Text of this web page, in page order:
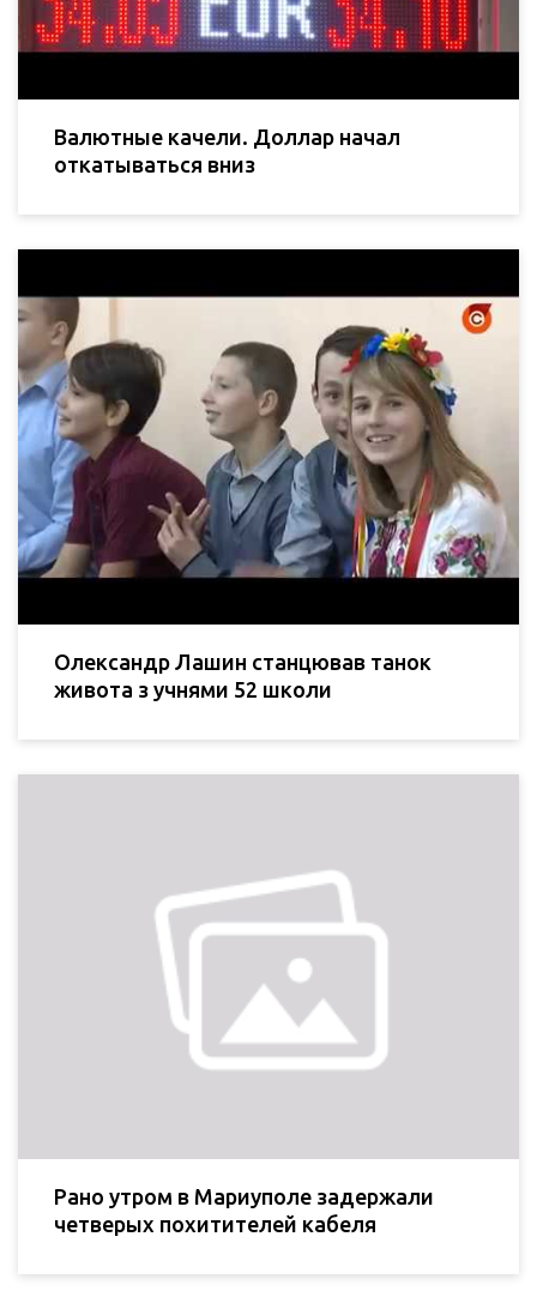
Валютные качели. Доллар начал
откатываться вниз
Олександр Лашин станцював танок
живота з учнями 52 школи
Рано утром в Мариуполе задержали
четверых похитителей кабеля